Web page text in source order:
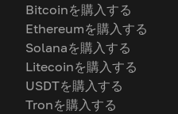
Bitcoinを購入する
Ethereumを購入する
Solanaを購入する
Litecoinを購入する
USDTを購入する
Tronを購入する